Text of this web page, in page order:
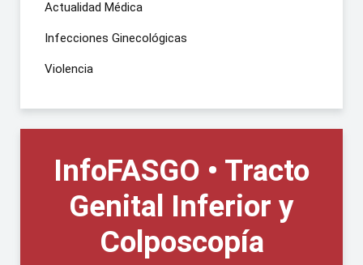
InfoFASGO • Tracto
Genital Inferior y
Colposcopía
Actualidad Médica
Infecciones Ginecológicas
Violencia